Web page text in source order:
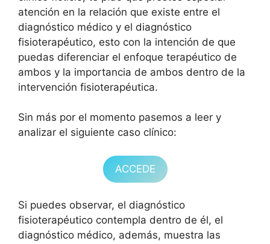
atención en la relación que existe entre el
diagnóstico médico y el diagnóstico
fisioterapéutico, esto con la intención de que
puedas diferenciar el enfoque terapéutico de
ambos y la importancia de ambos dentro de la
intervención fisioterapéutica.
Sin más por el momento pasemos a leer y
analizar el siguiente caso clínico:
ACCEDE
Si puedes observar, el diagnóstico
fisioterapéutico contempla dentro de él, el
diagnóstico médico, además, muestra las